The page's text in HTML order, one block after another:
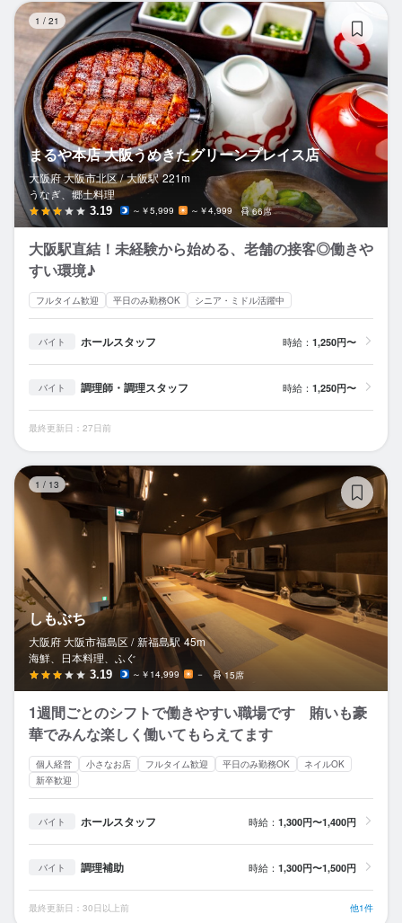
1 / 21
まるや本店 大阪うめきたグリーンプレイス店
大阪府 大阪市北区 / 大阪駅 221m
うなぎ、郷土料理
3.19 ～￥5,999 ～￥4,999 66席
大阪駅直結！未経験から始める、老舗の接客◎働きや
すい環境♪
フルタイム歓迎 平日のみ勤務OK シニア・ミドル活躍中
バイト ホールスタッフ 時給： 1,250円〜
バイト 調理師・調理スタッフ 時給： 1,250円〜
最終更新日：27日前
1 / 13
しもぶち
大阪府 大阪市福島区 / 新福島駅 45m
海鮮、日本料理、ふぐ
3.19 ～￥14,999 － 15席
1週間ごとのシフトで働きやすい職場です 賄いも豪
華でみんな楽しく働いてもらえてます
個人経営 小さなお店 フルタイム歓迎 平日のみ勤務OK
ネイルOK
新卒歓迎
バイト ホールスタッフ 時給： 1,300円〜1,400円
バイト 調理補助 時給： 1,300円〜1,500円
最終更新日：30日以上前 他1件